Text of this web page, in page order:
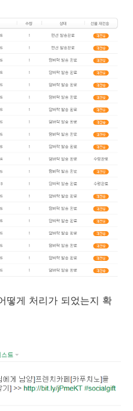
떻게 처리가 되었는지 확